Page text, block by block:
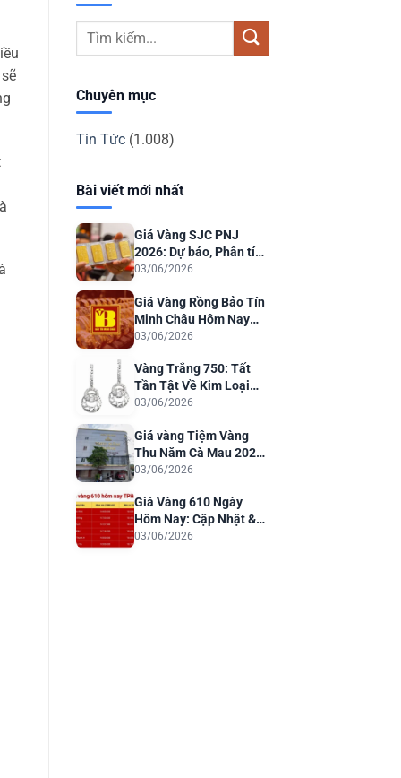
Chuyên mục
Tin Tức(1.008)
Bài viết mới nhất
Giá Vàng SJC PNJ
2026: Dự báo, Phân tích
& Lời khuyên Đầu tư
03/06/2026
Giá Vàng Rồng Bảo Tín
Minh Châu Hôm Nay
2026: Dự Báo & Phân
03/06/2026
Vàng Trắng 750: Tất
Tần Tật Về Kim Loại
Quý Cho Trang Sức
03/06/2026
Giá vàng Tiệm Vàng
Thu Năm Cà Mau 2026:
Cập Nhật & Phân Tích
03/06/2026
Giá Vàng 610 Ngày
Hôm Nay: Cập Nhật &
Dự Báo 2026
03/06/2026